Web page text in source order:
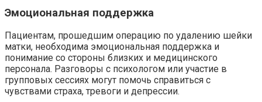
Эмоциональная поддержка
Пациентам, прошедшим операцию по удалению шейки
матки, необходима эмоциональная поддержка и
понимание со стороны близких и медицинского
персонала. Разговоры с психологом или участие в
групповых сессиях могут помочь справиться с
чувствами страха, тревоги и депрессии.